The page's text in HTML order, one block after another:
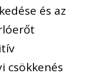
és az
csökkenés